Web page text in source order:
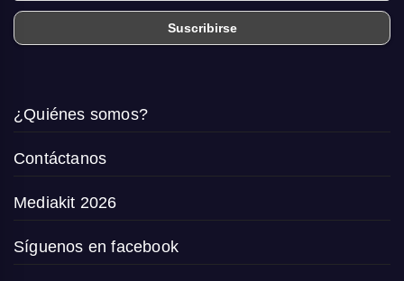
¿Quiénes somos?
Contáctanos
Mediakit 2026
Síguenos en facebook